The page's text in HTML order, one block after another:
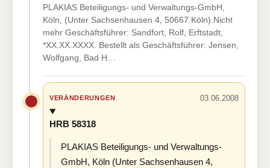
PLAKIAS Beteiligungs- und Verwaltungs-GmbH,
Köln, (Unter Sachsenhausen 4, 50667 Köln).Nicht
mehr Geschäftsführer: Sandfort, Rolf, Erftstadt,
*XX.XX.XXXX. Bestellt als Geschäftsführer: Jensen,
Wolfgang, Bad H…
VERÄNDERUNGEN 03.06.2008
HRB 58318
PLAKIAS Beteiligungs- und Verwaltungs-
GmbH, Köln (Unter Sachsenhausen 4,